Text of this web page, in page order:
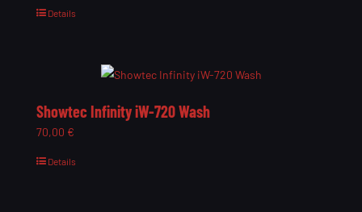
Details
Showtec Infinity iW-720 Wash
70,00 €
Details